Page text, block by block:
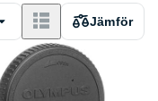
Jämför